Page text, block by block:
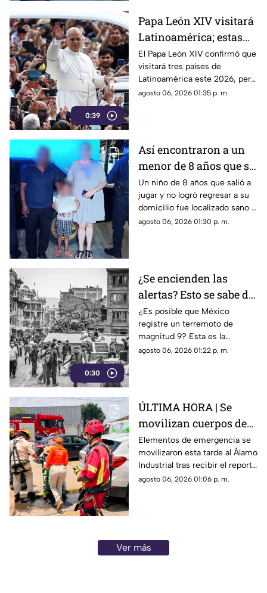
0:39
Papa León XIV visitará
Latinoamérica; estas
son las fechas oficiales
El Papa León XIV confirmó que
visitará tres países de
Latinoamérica este 2026, pero
¿cuándo? Te compartimos
agosto 06, 2026 01:35 p. m.
Así encontraron a un
menor de 8 años que se
extravió en la colonia
Santa Cecilia
Un niño de 8 años que salió a
jugar y no logró regresar a su
domicilio fue localizado sano y
salvo por policías de
agosto 06, 2026 01:30 p. m.
0:30
¿Se encienden las
alertas? Esto se sabe del
TERREMOTO de
magnitud 9 que podría
registrarse en México
¿Es posible que México
registre un terremoto de
magnitud 9? Esta es la
advertencia que lanzaron
agosto 06, 2026 01:22 p. m.
ÚLTIMA HORA | Se
movilizan cuerpos de
emergencia al Álamo
Industrial; ¿hay
heridos?
Elementos de emergencia se
movilizaron esta tarde al Álamo
Industrial tras recibir el reporte
de un hombre accidentado
agosto 06, 2026 01:06 p. m.
Ver más